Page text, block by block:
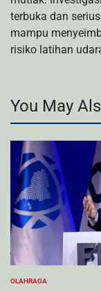
terbuka dan
mampu
risiko latihan
You May
POSTED
OLAHRAGA